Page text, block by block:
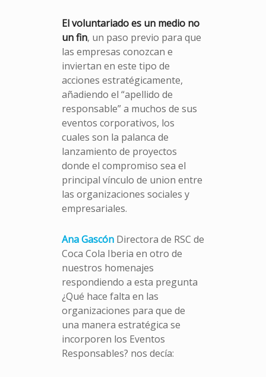
El voluntariado es un medio no
un fin, un paso previo para que
las empresas conozcan e
inviertan en este tipo de
acciones estratégicamente,
añadiendo el “apellido de
responsable” a muchos de sus
eventos corporativos, los
cuales son la palanca de
lanzamiento de proyectos
donde el compromiso sea el
principal vínculo de union entre
las organizaciones sociales y
empresariales.
Ana Gascón Directora de RSC de
Coca Cola Iberia en otro de
nuestros homenajes
respondiendo a esta pregunta
¿Qué hace falta en las
organizaciones para que de
una manera estratégica se
incorporen los Eventos
Responsables? nos decía: